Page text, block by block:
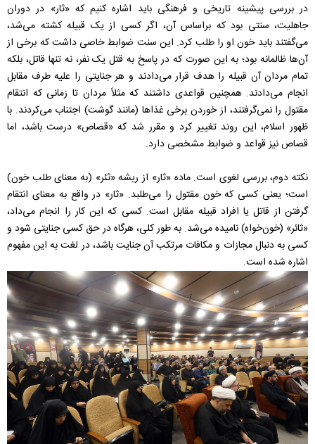
در بررسی پیشینه تاریخی و فرهنگی باید اشاره کنیم که «ثار» در دوران
جاهلیت، سنتی بود که براساس آن، اگر کسی از یک قبیله کشته می‌شد،
می‌گفتند باید خون او را طلب کرد. این سنت ضوابط خاصی داشت که برخی از
آن‌ها ظالمانه بود؛ به این صورت که در پاسخ به قتل یک نفر، نه تنها قاتل، بلکه
تمام مردان آن قبیله را هدف قرار می‌دادند و هر جنایتی را علیه طرف مقابل
انجام می‌دادند. همچنین قواعدی داشتند که مثلاً مردان تا زمانی که انتقام
مقتول را نمی‌گرفتند، از خوردن برخی غذاها (مانند گوشت) اجتناب می‌کردند. با
ظهور اسلام، این روند تغییر کرد و مقرر شد که «قصاص» درست باشد، اما
قصاص نیز قواعد و ضوابط مشخصی دارد.
نکته دوم، بررسی لغوی است. ماده «ثار» از ریشه «ثئر» (به معنای طلب خون)
است؛ یعنی کسی که خون مقتول را می‌طلبد. «ثار» در واقع به معنای انتقام
گرفتن از قاتل یا افراد قبیله مقابل است. کسی که این کار را انجام می‌داد،
«ثائر» (خون‌خواه) نامیده می‌شد. به طور کلی، هرگاه در حق کسی جنایتی شود و
کسی به دنبال مجازات و مکافات مرتکب آن جنایت باشد، در لغت به این مفهوم
اشاره شده است.